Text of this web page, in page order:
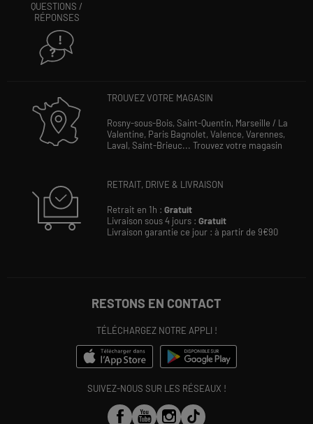
QUESTIONS /
RÉPONSES
TROUVEZ VOTRE MAGASIN
Rosny-sous-Bois, Saint-Quentin, Marseille / La
Valentine, Paris Bagnolet, Valence, Varennes,
Laval, Saint-Brieuc... Trouvez votre magasin
RETRAIT, DRIVE & LIVRAISON
Retrait en 1h : Gratuit
Livraison sous 4 jours : Gratuit
Livraison garantie ce jour : à partir de 9€90
RESTONS EN CONTACT
TÉLÉCHARGEZ NOTRE APPLI !
SUIVEZ-NOUS SUR LES RÉSEAUX !